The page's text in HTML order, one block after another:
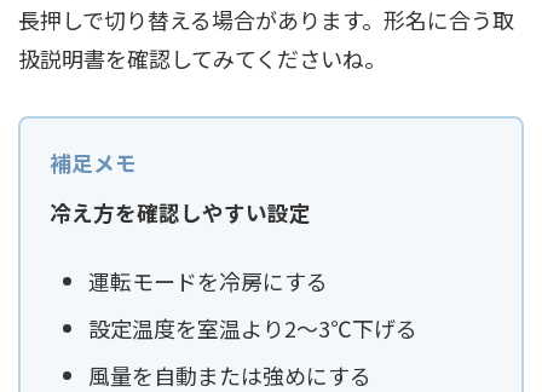
長押しで切り替える場合があります。形名に合う取
扱説明書を確認してみてくださいね。
冷え方を確認しやすい設定
運転モードを冷房にする
設定温度を室温より2〜3℃下げる
風量を自動または強めにする